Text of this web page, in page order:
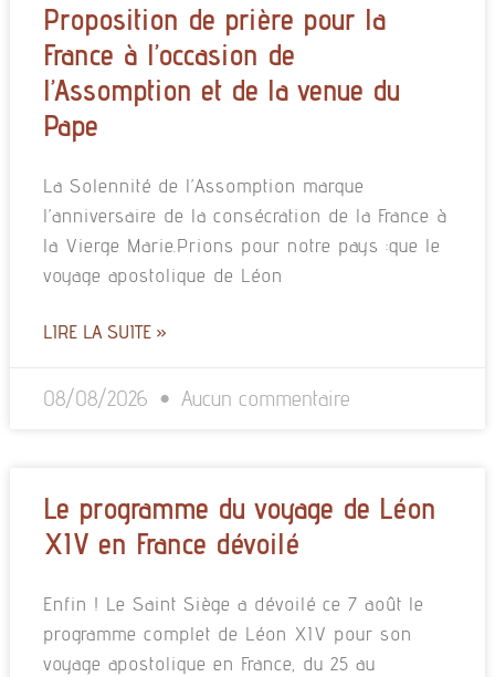
Proposition de prière pour la
France à l’occasion de
l’Assomption et de la venue du
Pape
La Solennité de l’Assomption marque
l’anniversaire de la consécration de la France à
la Vierge Marie.Prions pour notre pays :que le
voyage apostolique de Léon
LIRE LA SUITE »
08/08/2026 Aucun commentaire
Le programme du voyage de Léon
XIV en France dévoilé
Enfin ! Le Saint Siège a dévoilé ce 7 août le
programme complet de Léon XIV pour son
voyage apostolique en France, du 25 au